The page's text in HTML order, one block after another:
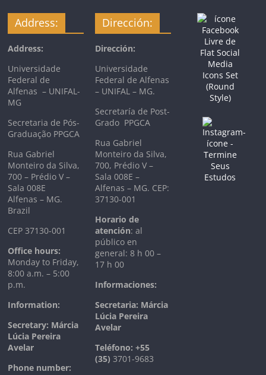
Address:
Address:
Universidade
Federal de
Alfenas – UNIFAL-
MG
Secretaria de Pós-
Graduação PPGCA
Rua Gabriel
Monteiro da Silva,
700 – Prédio V –
Sala 008E
Alfenas – MG.
Brazil
CEP 37130-001
Office hours:
Monday to Friday,
8:00 a.m. – 5:00
p.m.
Information:
Secretary: Márcia
Lúcia Pereira
Avelar
Phone number:
Dirección:
Dirección:
Universidade
Federal de Alfenas
– UNIFAL – MG.
Secretaría de Post-
Grado PPGCA
Rua Gabriel
Monteiro da Silva,
700, Prédio V –
Sala 008E –
Alfenas – MG. CEP:
37130-001
Horario de
atención: al
público en
general: 8 h 00 –
17 h 00
Informaciones:
Secretaria: Márcia
Lúcia Pereira
Avelar
Teléfono: +55
(35)3701-9683